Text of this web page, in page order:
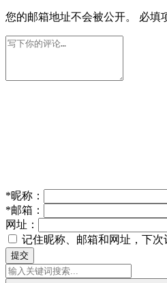
您的邮箱地址不会被公开。 必填
*昵称：
*邮箱：
网址：
记住昵称、邮箱和网址，下次
提交